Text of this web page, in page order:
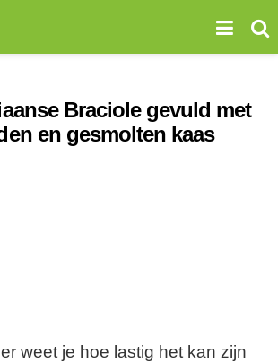
Braciole gevuld met
en gesmolten kaas
weet je hoe lastig het kan zijn